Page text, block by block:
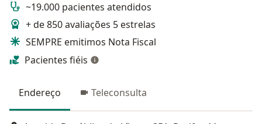
~19.000 pacientes atendidos
+ de 850 avaliações 5 estrelas
SEMPRE emitimos Nota Fiscal
Pacientes fiéis
Endereço Teleconsulta